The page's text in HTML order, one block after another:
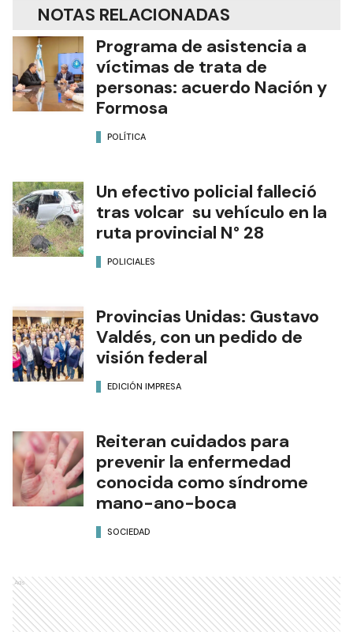
NOTAS RELACIONADAS
Programa de asistencia a
víctimas de trata de
personas: acuerdo Nación y
Formosa
POLÍTICA
Un efectivo policial falleció
tras volcar su vehículo en la
ruta provincial N° 28
POLICIALES
Provincias Unidas: Gustavo
Valdés, con un pedido de
visión federal
EDICIÓN IMPRESA
Reiteran cuidados para
prevenir la enfermedad
conocida como síndrome
mano-ano-boca
SOCIEDAD
Ads